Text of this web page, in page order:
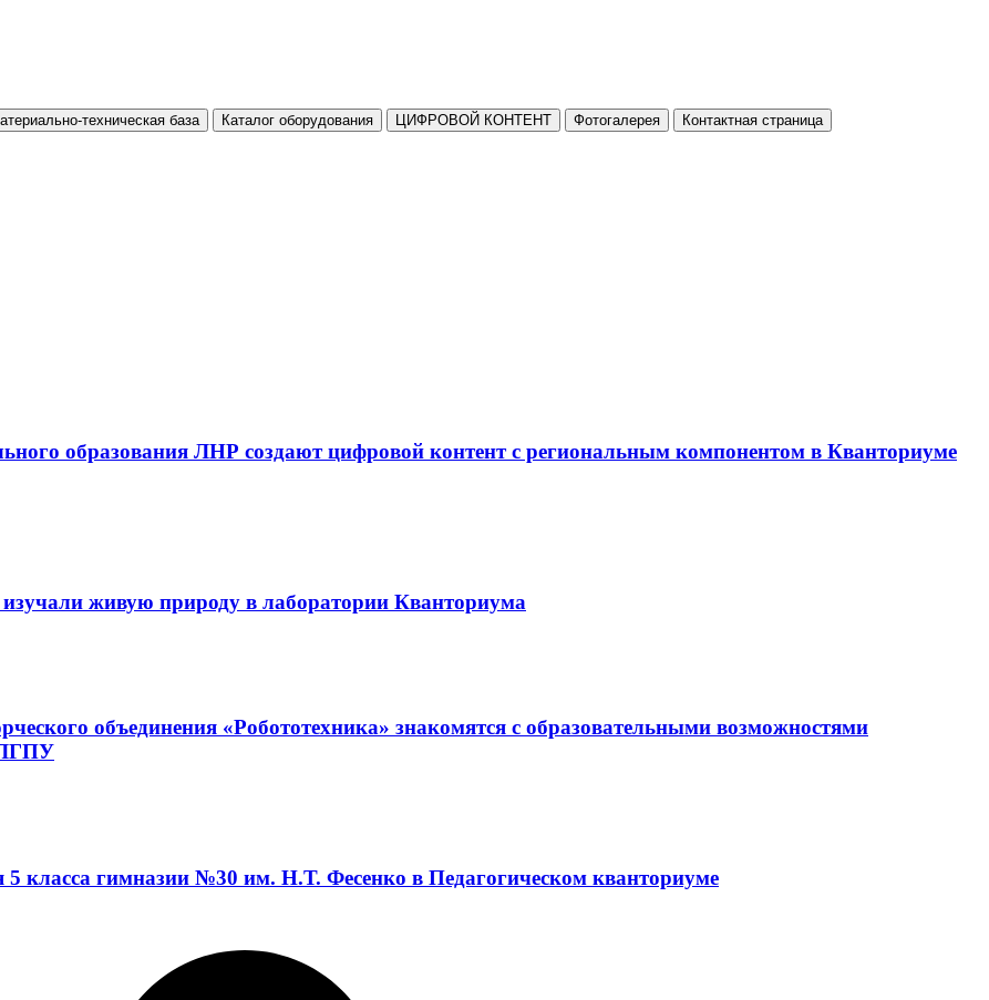
техническая база Каталог оборудования ЦИФРОВОЙ КОНТЕНТ Фотогалерея Контактная страница
образования ЛНР создают цифровой контент с региональным компонентом в Кванториуме
живую природу в лаборатории Кванториума
объединения «Робототехника» знакомятся с образовательными возможностями
ЛГПУ
класса гимназии №30 им. Н.Т. Фесенко в Педагогическом кванториуме